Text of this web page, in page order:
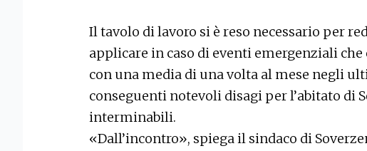
Il tavolo di lavoro si è reso necessario per
applicare in caso di eventi emergenziali che
con una media di una volta al mese negli
conseguenti notevoli disagi per l’abitato di
interminabili.
«Dall’incontro», spiega il sindaco di